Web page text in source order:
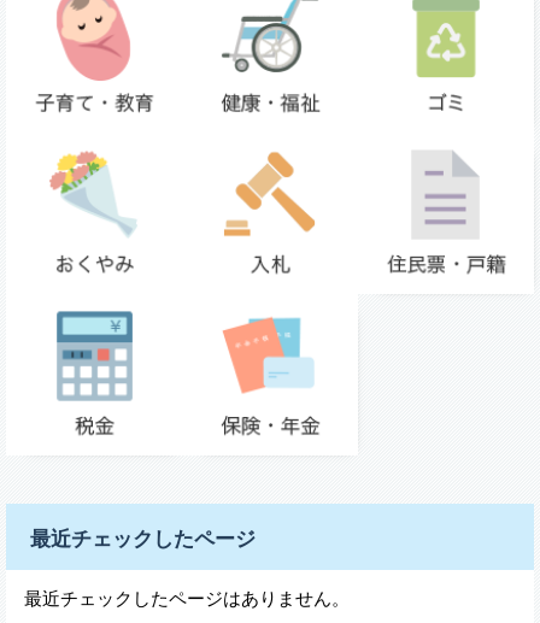
最近チェックしたページ
最近チェックしたページはありません。